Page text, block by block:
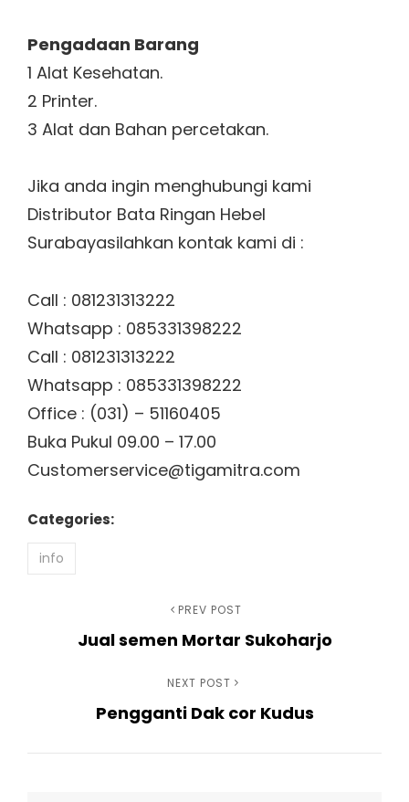
Pengadaan Barang
1 Alat Kesehatan.
2 Printer.
3 Alat dan Bahan percetakan.
Jika anda ingin menghubungi kami
Distributor Bata Ringan Hebel
Surabayasilahkan kontak kami di :
Call : 081231313222
Whatsapp : 085331398222
Call : 081231313222
Whatsapp : 085331398222
Office : (031) – 51160405
Buka Pukul 09.00 – 17.00
Customerservice@tigamitra.com
Categories:
info
PREV POST
Jual semen Mortar Sukoharjo
NEXT POST
Pengganti Dak cor Kudus